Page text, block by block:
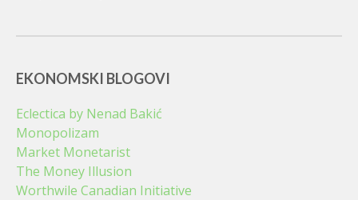
EKONOMSKI BLOGOVI
Eclectica by Nenad Bakić
Monopolizam
Market Monetarist
The Money Illusion
Worthwile Canadian Initiative